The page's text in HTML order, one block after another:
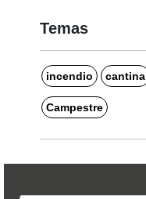
Temas
incendio cantina
Campestre